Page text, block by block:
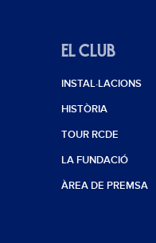
EL CLUB
INSTAL·LACIONS
HISTÒRIA
TOUR RCDE
LA FUNDACIÓ
ÀREA DE PREMSA